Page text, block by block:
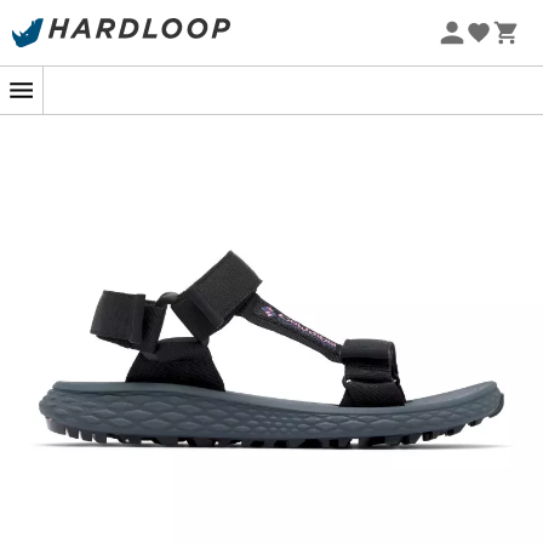
-5% Extra - Code Summer5
Bereit, die Welt zu erobern oder einfach nur eine ruhige
steht Ihrem nächsten Abenteuer nichts
im Wege: Es wird
sanft und
einem Spaziergang auf dem Land oder einem
Stadtbummel.
Columbia hat diese Sandalen mit einerTechlite™
Zwischensohleausgestattet, die jeden Ihrer Schritte
dämpftund Ihnen langanhaltenden Komfort bietet.